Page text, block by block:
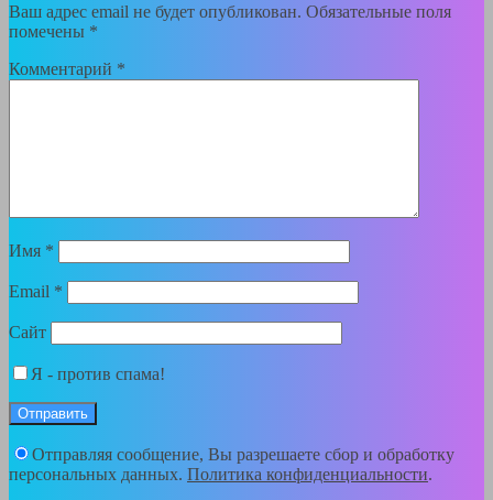
Ваш адрес email не будет опубликован. Обязательные поля
помечены *
Комментарий *
Имя *
Email *
Сайт
Я - против спама!
Отправляя сообщение, Вы разрешаете сбор и обработку
персональных данных. Политика конфиденциальности.